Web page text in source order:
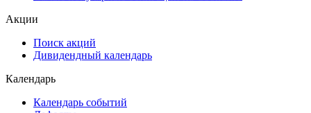
ESG
Самые популярные облигации на Cbonds.ru
Дивидендный календарь